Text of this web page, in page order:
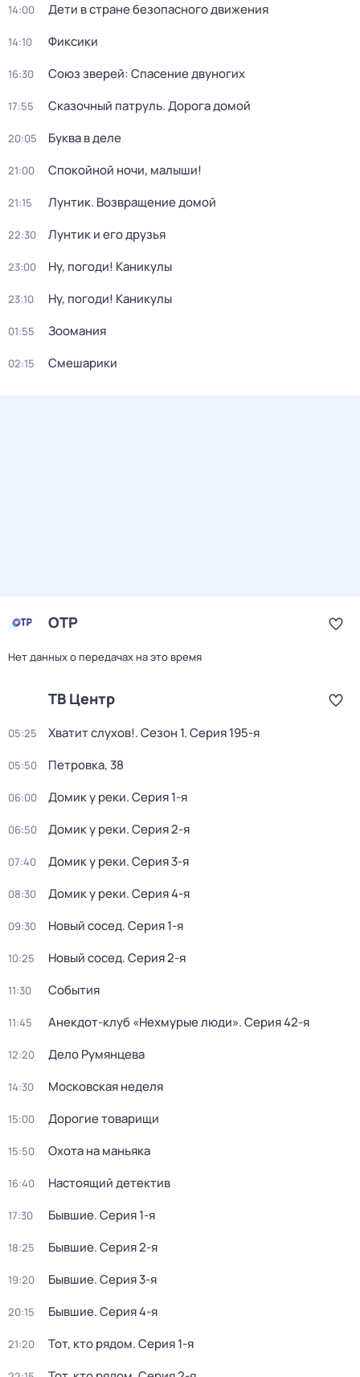
14:00 Дети в стране безопасного движения
14:10 Фиксики
16:30 Союз зверей: Спасение двуногих
17:55 Сказочный патруль. Дорога домой
20:05 Буква в деле
21:00 Спокойной ночи, малыши!
21:15 Лунтик. Возвращение домой
22:30 Лунтик и его друзья
23:00 Ну, погоди! Каникулы
23:10 Ну, погоди! Каникулы
01:55 Зоомания
02:15 Смешарики
ОТР
Нет данных о передачах на это время
ТВ Центр
05:25 Хватит слухов!. Сезон 1. Серия 195-я
05:50 Петровка, 38
06:00 Домик у реки. Серия 1-я
06:50 Домик у реки. Серия 2-я
07:40 Домик у реки. Серия 3-я
08:30 Домик у реки. Серия 4-я
09:30 Новый сосед. Серия 1-я
10:25 Новый сосед. Серия 2-я
11:30 События
11:45 Анекдот-клуб «Нехмурые люди». Серия 42-я
12:20 Дело Румянцева
14:30 Московская неделя
15:00 Дорогие товарищи
15:50 Охота на маньяка
16:40 Настоящий детектив
17:30 Бывшие. Серия 1-я
18:25 Бывшие. Серия 2-я
19:20 Бывшие. Серия 3-я
20:15 Бывшие. Серия 4-я
21:20 Тот, кто рядом. Серия 1-я